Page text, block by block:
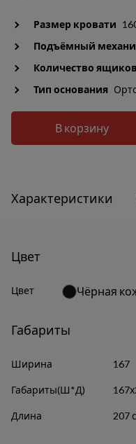
Размер кровати
Подъёмный
Количество ящиков
Тип основания
В корзину
Характеристики
Цвет
Цвет Чёрная
Габариты
Ширина 167
Габариты(Ш*Д)
Длина 207